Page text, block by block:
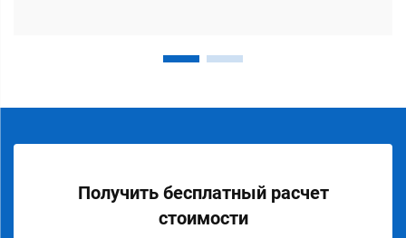
Получить бесплатный расчет
стоимости